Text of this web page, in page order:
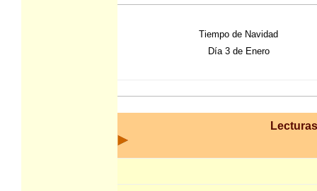
Tiempo de Navidad
Día 3 de Enero